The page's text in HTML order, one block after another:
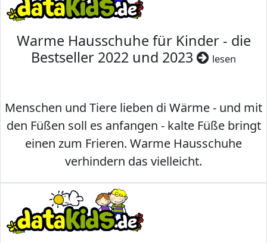
Warme Hausschuhe für Kinder - die
Bestseller 2022 und 2023
lesen
Menschen und Tiere lieben di Wärme - und mit
den Füßen soll es anfangen - kalte Füße bringt
einen zum Frieren. Warme Hausschuhe
verhindern das vielleicht.